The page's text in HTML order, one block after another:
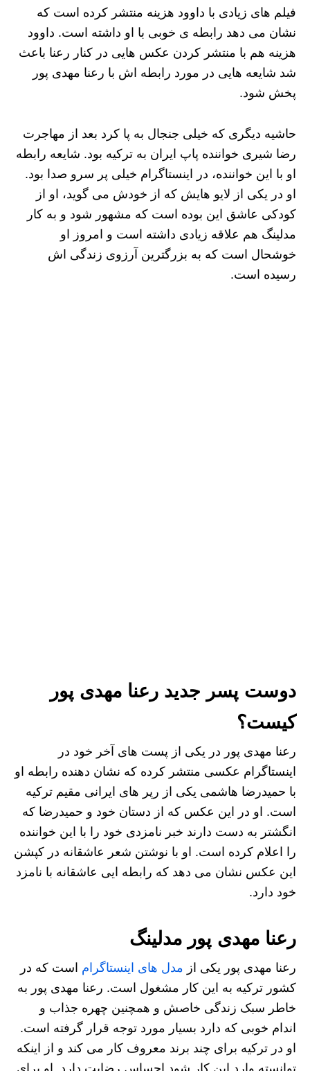
فیلم های‌ زیادی با داوود هزینه منتشر کرده است که
نشان می دهد رابطه ی خوبی با او داشته است. داوود
هزینه هم با منتشر کردن عکس هایی در کنار رعنا باعث
شد شایعه هایی در مورد رابطه اش با رعنا مهدی پور
پخش شود.
حاشیه دیگری که خیلی جنجال به پا کرد بعد از مهاجرت
رضا شیری خواننده پاپ ایران به ترکیه بود. شایعه‌ رابطه
او با این خواننده، در اینستاگرام خیلی پر سرو صدا بود.
او در یکی از لایو هایش که از خودش می گوید، او از
کودکی عاشق این بوده است که مشهور شود و به کار
مدلینگ هم علاقه زیادی داشته است و امروز او
خوشحال است که به بزرگترین آرزوی زندگی اش
رسیده است.
دوست پسر جدید رعنا مهدی پور
کیست؟
رعنا مهدی پور در یکی از پست های آخر خود در
اینستاگرام عکسی منتشر کرده که نشان دهنده رابطه او
با حمیدرضا هاشمی یکی از رپر های ایرانی مقیم ترکیه
است. او در این عکس که از دستان خود و حمیدرضا که
انگشتر به دست دارند خبر نامزدی خود را با این خواننده
را اعلام کرده است. او با نوشتن شعر عاشقانه در کپشن
این عکس نشان می دهد که رابطه ایی عاشقانه با نامزد
خود دارد.
رعنا مهدی پور مدلینگ
رعنا مهدی پور یکی از مدل های اینستاگرام است که در
کشور ترکیه به این کار مشغول است. رعنا مهدی پور به
خاطر سبک زندگی خاصش و همچنین چهره جذاب و
اندام خوبی که دارد بسیار مورد توجه قرار گرفته است.
او در ترکیه برای چند برند معروف کار می کند و از اینکه
توانسته وارد این کار شود احساس رضایت دارد. او برای